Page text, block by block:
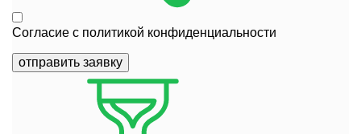
Согласие с политикой конфиденциальности
отправить заявку